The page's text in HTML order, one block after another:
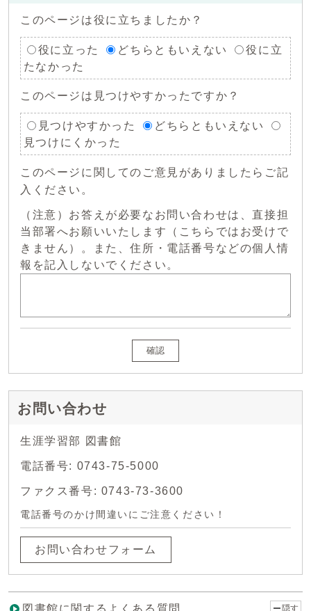
このページは役に立ちましたか？
役に立った どちらともいえない
役に立
たなかった
このページは見つけやすかったですか？
見つけやすかった
どちらともいえない
見つけにくかった
このページに関してのご意見がありましたらご記
入ください。
（注意）お答えが必要なお問い合わせは、直接担
当部署へお願いいたします（こちらではお受けで
きません）。また、住所・電話番号などの個人情
報を記入しないでください。
確認
お問い合わせ
生涯学習部 図書館
電話番号: 0743-75-5000
ファクス番号: 0743-73-3600
電話番号のかけ間違いにご注意ください！
お問い合わせフォーム
図書館に関するよくある質問 隠す